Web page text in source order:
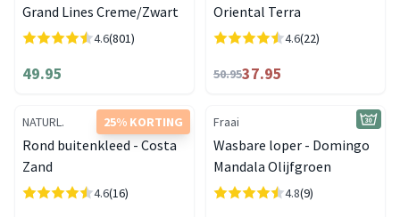
Grand Lines Creme/Zwart
4.6(801)
49.95
Oriental Terra
4.6(22)
50.9537.95
25% KORTING
NATURL.
Rond buitenkleed - Costa
Zand
4.6(16)
Fraai
Wasbare loper - Domingo
Mandala Olijfgroen
4.8(9)